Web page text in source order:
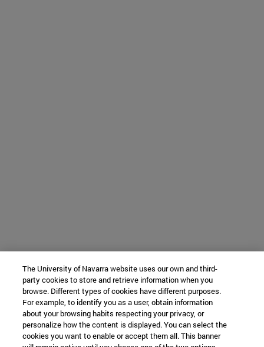
The University of Navarra website uses our own and third-
party cookies to store and retrieve information when you
browse. Different types of cookies have different purposes.
For example, to identify you as a user, obtain information
about your browsing habits respecting your privacy, or
personalize how the content is displayed. You can select the
cookies you want to enable or accept them all. This banner